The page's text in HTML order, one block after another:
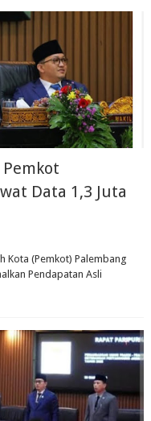
Data 1,3 Juta
Kota (Pemkot) Palembang
Pendapatan Asli